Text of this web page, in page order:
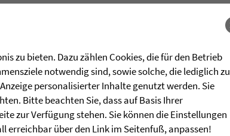
zu bieten. Dazu zählen Cookies, die für den Betrieb
notwendig sind, sowie solche, die lediglich zu
personalisierter Inhalte genutzt werden. Sie
Bitte beachten Sie, dass auf Basis Ihrer
zur Verfügung stehen. Sie können die Einstellungen
erreichbar über den Link im Seitenfuß, anpassen!